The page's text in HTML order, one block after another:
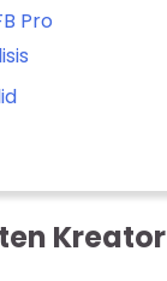
Pro
Kreator